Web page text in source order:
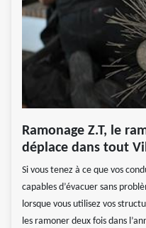
Ramonage Z.T, le
déplace dans tout
Si vous tenez à ce que vos
capables d’évacuer sans
lorsque vous utilisez vos
les ramoner deux fois dans